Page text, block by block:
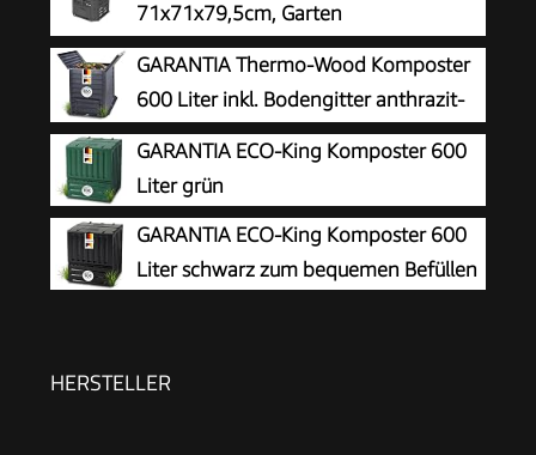
71x71x79,5cm, Garten
Schnellkomposter, Robust,
Witterungsbeständig, Thermokomposter mit
Belüftungssystem, Kunststoff
GARANTIA Thermo-Wood Komposter
600 Liter inkl. Bodengitter anthrazit-
braun
GARANTIA ECO-King Komposter 600
Liter grün
GARANTIA ECO-King Komposter 600
Liter schwarz zum bequemen Befüllen
HERSTELLER